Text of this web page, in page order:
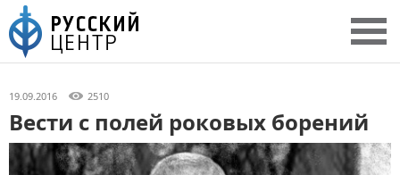
19.09.2016 2510
Вести с полей роковых борений